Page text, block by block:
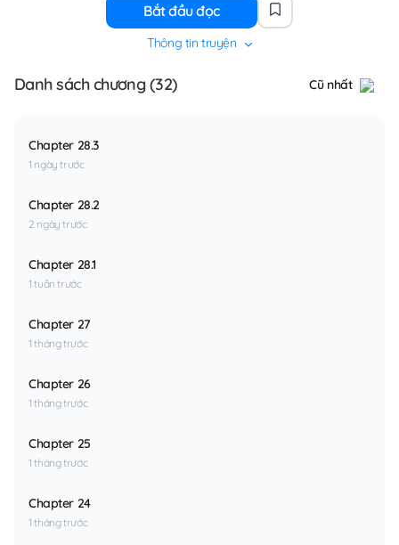
Bắt đầu đọc
Thông tin truyện
Danh sách chương (32) Cũ nhất
Chapter 28.3
1 ngày trước
Chapter 28.2
2 ngày trước
Chapter 28.1
1 tuần trước
Chapter 27
1 tháng trước
Chapter 26
1 tháng trước
Chapter 25
1 tháng trước
Chapter 24
1 tháng trước